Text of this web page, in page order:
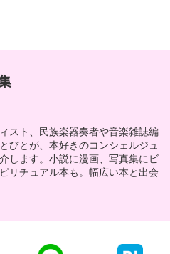
スト、民族楽器奏者や音楽雑誌編
びとが、本好きのコンシェルジュ
します。小説に漫画、写真集にビ
リチュアル本も。幅広い本と出会